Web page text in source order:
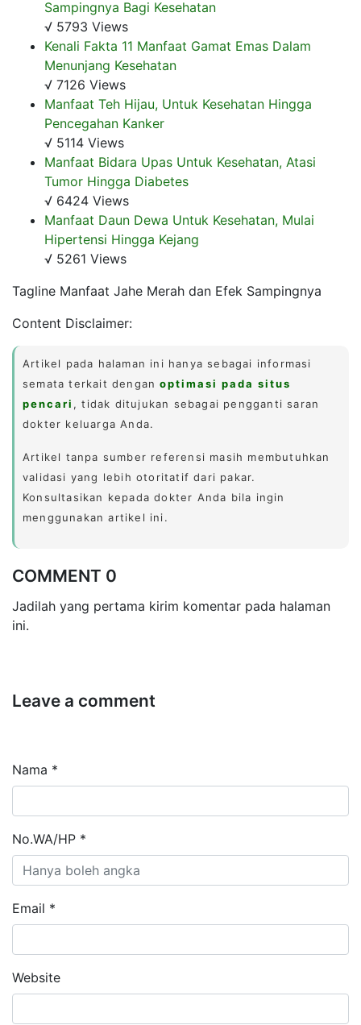
Sampingnya Bagi Kesehatan
√ 5793 Views
Kenali Fakta 11 Manfaat Gamat Emas Dalam
Menunjang Kesehatan
√ 7126 Views
Manfaat Teh Hijau, Untuk Kesehatan Hingga
Pencegahan Kanker
√ 5114 Views
Manfaat Bidara Upas Untuk Kesehatan, Atasi
Tumor Hingga Diabetes
√ 6424 Views
Manfaat Daun Dewa Untuk Kesehatan, Mulai
Hipertensi Hingga Kejang
√ 5261 Views
Tagline Manfaat Jahe Merah dan Efek Sampingnya
Content Disclaimer:
Artikel pada halaman ini hanya sebagai informasi
semata terkait denganoptimasi pada situs
pencari , tidak ditujukan sebagai pengganti saran
dokter keluarga Anda.
Artikel tanpa sumber referensi masih membutuhkan
validasi yang lebih otoritatif dari pakar.
Konsultasikan kepada dokter Anda bila ingin
menggunakan artikel ini.
COMMENT 0
Jadilah yang pertama kirim komentar pada halaman
ini.
Leave a comment
Nama *
No.WA/HP *
Email *
Website